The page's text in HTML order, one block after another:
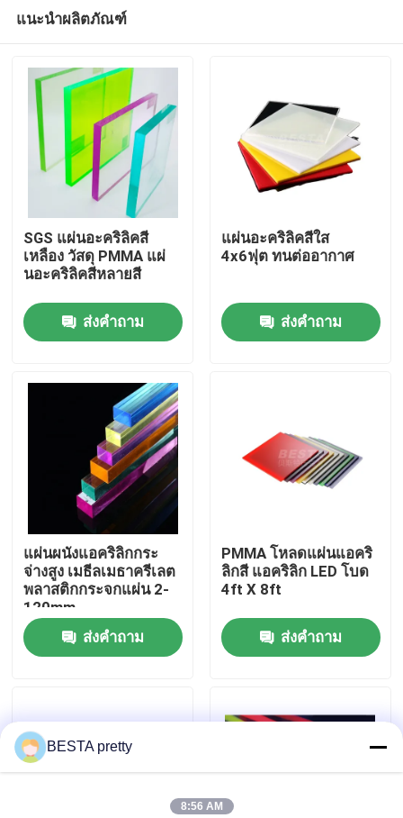
เกี่ยวกับเรา
ทัวร์โรงงาน
การควบคุมคุณภาพ
ติดต่อเรา
กรณี
แนะนำผลิตภัณฑ์
SGS แผ่นอะคริลิคสี
เหลือง วัสดุ PMMA แผ่
นอะคริลิคสีหลายสี
ส่งคำถาม
แผ่นอะคริลิคสีใส
4x6ฟุต ทนต่ออากาศ
ส่งคำถาม
แผ่นผนังแอคริลิกกระ
จ่างสูง เมธีลเมธาครีเลต
พลาสติกกระจกแผ่น 2-
120mm
ส่งคำถาม
PMMA โหลดแผ่นแอคริ
ลิกสี แอคริลิก LED โบด
4ft X 8ft
ส่งคำถาม
BESTA pretty
8:56 AM